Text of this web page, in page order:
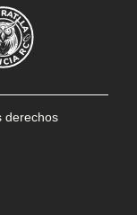
derechos